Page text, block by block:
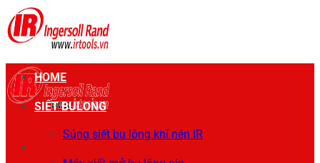
HOME
SIẾT BULONG
Súng siết bu lông khí nén IR